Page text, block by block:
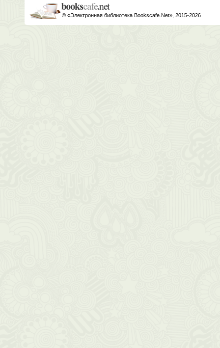
© «Электронная библиотека Bookscafe.Net», 2015-2026